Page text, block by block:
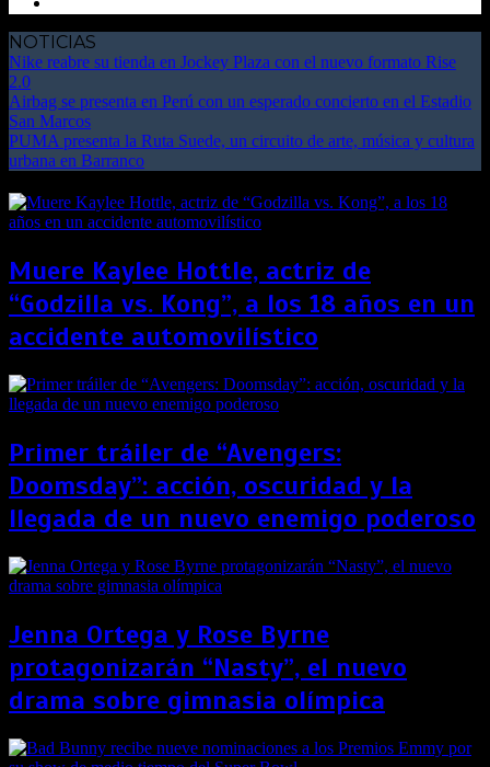
NOTICIAS
Nike reabre su tienda en Jockey Plaza con el nuevo formato Rise
2.0
Airbag se presenta en Perú con un esperado concierto en el Estadio
San Marcos
PUMA presenta la Ruta Suede, un circuito de arte, música y cultura
urbana en Barranco
Muere Kaylee Hottle, actriz de
“Godzilla vs. Kong”, a los 18 años en un
accidente automovilístico
Primer tráiler de “Avengers:
Doomsday”: acción, oscuridad y la
llegada de un nuevo enemigo poderoso
Jenna Ortega y Rose Byrne
protagonizarán “Nasty”, el nuevo
drama sobre gimnasia olímpica